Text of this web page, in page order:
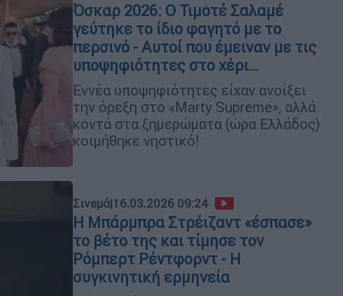
Όσκαρ 2026: Ο Τιμοτέ Σαλαμέ
γεύτηκε το ίδιο φαγητό με το
περσινό - Αυτοί που έμειναν με τις
υποψηφιότητες στο χέρι…
Εννέα υποψηφιότητες είχαν ανοίξει
την όρεξη στο «Marty Supreme», αλλά
κοντά στα ξημερώματα (ώρα Ελλάδος)
κοιμήθηκε νηστικό!
Σινεμά|16.03.2026 09:24
Η Μπάρμπρα Στρέιζαντ «έσπασε»
το βέτο της και τίμησε τον
Ρόμπερτ Ρέντφορντ - Η
συγκινητική ερμηνεία